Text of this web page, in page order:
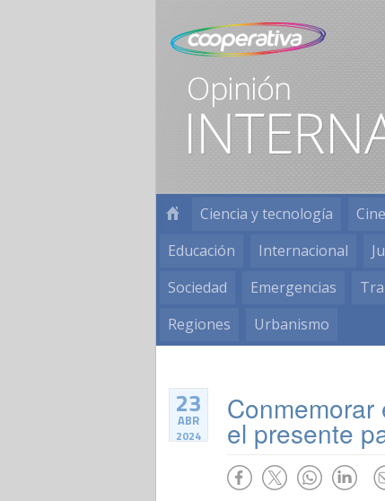
Ciencia y tecnología Cine
Educación
Internacional
Sociedad
Emergencias
Regiones
Urbanismo
23
ABR
2024 el presente